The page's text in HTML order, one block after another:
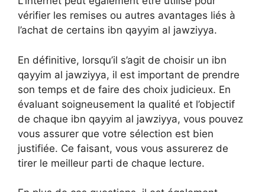
vérifier les remises ou autres avantages liés à
l’achat de certains ibn qayyim al jawziyya.
En définitive, lorsqu’il s’agit de choisir un ibn
qayyim al jawziyya, il est important de prendre
son temps et de faire des choix judicieux. En
évaluant soigneusement la qualité et l’objectif
de chaque ibn qayyim al jawziyya, vous pouvez
vous assurer que votre sélection est bien
justifiée. Ce faisant, vous vous assurerez de
tirer le meilleur parti de chaque lecture.